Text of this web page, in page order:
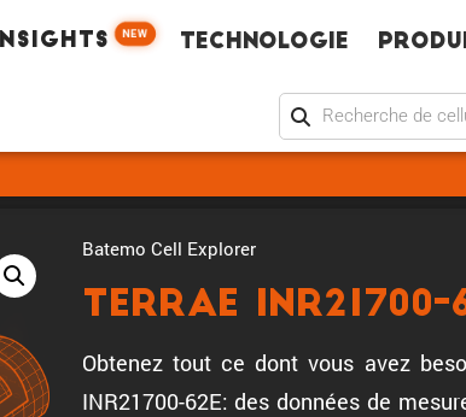
INSIGHTS NEW Technologie
Batemo Cell Explorer
TerraE INR21700-
Obtenez tout ce dont vous avez
INR21700-62E: des données de